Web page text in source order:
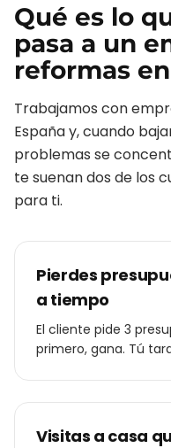
Qué es lo
pasa a un
reformas en
Trabajamos con
España y, cuando
problemas se
te suenan dos de los
para ti.
Pierdes
a tiempo
El cliente pide 3
primero, gana. Tú
Visitas a casa